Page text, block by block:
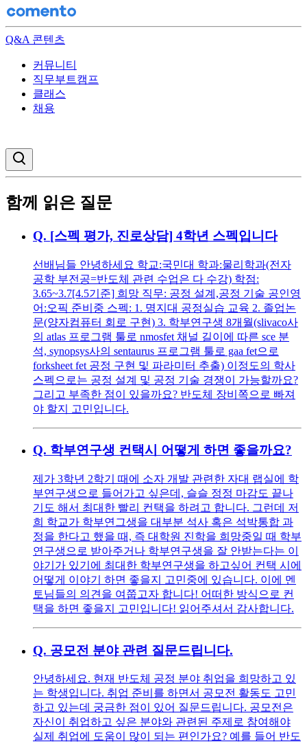
Q&A 콘텐츠
커뮤니티
직무부트캠프
클래스
채용
함께 읽은 질문
Q. [스펙 평가, 진로상담] 4학년 스펙입니다
선배님들 안녕하세요 학교:국민대 학과:물리학과(전자
공학 부전공=반도체 관련 수업은 다 수강) 학점:
3.65~3.7[4.5기준] 희망 직무: 공정 설계,공정 기술 공인영
어:오픽 준비중 스펙: 1. 명지대 공정실습 교육 2. 졸업논
문(양자컴퓨터 회로 구현) 3. 학부연구생 8개월(slivaco사
의 atlas 프로그램 툴로 nmosfet 채널 길이에 따른 sce 분
석, synopsys사의 sentaurus 프로그램 툴로 gaa fet으로
forksheet fet 공정 구현 및 파라미터 추출) 이정도의 학사
스펙으로는 공정 설계 및 공정 기술 경쟁이 가능할까요?
그리고 부족한 점이 있을까요? 반도체 장비쪽으로 빠져
야 할지 고민입니다.
Q. 학부연구생 컨택시 어떻게 하면 좋을까요?
제가 3학년 2학기 때에 소자 개발 관련한 자대 랩실에 학
부연구생으로 들어가고 싶은데, 슬슬 정정 마감도 끝나
기도 해서 최대한 빨리 컨택을 하려고 합니다. 그런데 저
희 학교가 학부연그생을 대부분 석사 혹은 석박통합 과
정을 한다고 했을 때, 즉 대학원 진학을 희망중일 때 학부
연구생으로 받아주거나 학부연구생을 잘 안받는다는 이
야기가 있기에 최대한 학부연구생을 하고싶어 컨택 시에
어떻게 이야기 하면 좋을지 고민중에 있습니다. 이에 멘
토님들의 의견을 여쭙고자 합니다! 어떠한 방식으로 컨
택을 하면 좋을지 고민입니다! 읽어주셔서 감사합니다.
Q. 공모전 분야 관련 질문드립니다.
안녕하세요. 현재 반도체 공정 분야 취업을 희망하고 있
는 학생입니다. 취업 준비를 하면서 공모전 활동도 고민
하고 있는데 궁금한 점이 있어 질문드립니다. 공모전은
자신이 취업하고 싶은 분야와 관련된 주제로 참여해야
실제 취업에 도움이 많이 되는 편인가요? 예를 들어 반도